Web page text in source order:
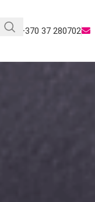
+370 37 280702